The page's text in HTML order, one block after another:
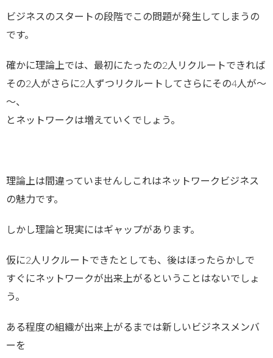
ビジネスのスタートの段階でこの問題が発生してしまうの
です。
確かに理論上では、最初にたったの2人リクルートできれば
その2人がさらに2人ずつリクルートしてさらにその4人が～
～、
とネットワークは増えていくでしょう。
理論上は間違っていませんしこれはネットワークビジネス
の魅力です。
しかし理論と現実にはギャップがあります。
仮に2人リクルートできたとしても、後はほったらかしで
すぐにネットワークが出来上がるということはないでしょ
う。
ある程度の組織が出来上がるまでは新しいビジネスメンバ
ーを